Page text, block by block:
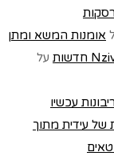
אומנות המשא ומתן
על
עכשיו
של עידית מתוך